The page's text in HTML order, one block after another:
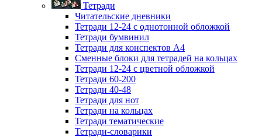
Тетради
Читательские дневники
Тетради 12-24 с однотонной обложкой
Тетради бумвинил
Тетради для конспектов А4
Сменные блоки для тетрадей на кольцах
Тетради 12-24 с цветной обложкой
Тетради 60-200
Тетради 40-48
Тетради для нот
Тетради на кольцах
Тетради тематические
Тетради-словарики